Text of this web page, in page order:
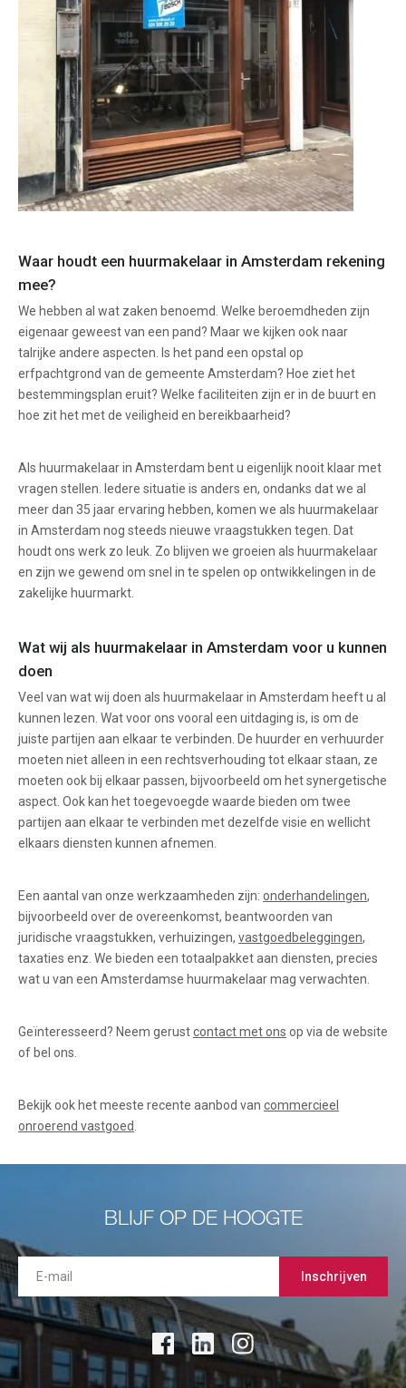
Waar houdt een huurmakelaar in Amsterdam rekening
mee?
We hebben al wat zaken benoemd. Welke beroemdheden zijn
eigenaar geweest van een pand? Maar we kijken ook naar
talrijke andere aspecten. Is het pand een opstal op
erfpachtgrond van de gemeente Amsterdam? Hoe ziet het
bestemmingsplan eruit? Welke faciliteiten zijn er in de buurt en
hoe zit het met de veiligheid en bereikbaarheid?
Als huurmakelaar in Amsterdam bent u eigenlijk nooit klaar met
vragen stellen. Iedere situatie is anders en, ondanks dat we al
meer dan 35 jaar ervaring hebben, komen we als huurmakelaar
in Amsterdam nog steeds nieuwe vraagstukken tegen. Dat
houdt ons werk zo leuk. Zo blijven we groeien als huurmakelaar
en zijn we gewend om snel in te spelen op ontwikkelingen in de
zakelijke huurmarkt.
Wat wij als huurmakelaar in Amsterdam voor u kunnen
doen
Veel van wat wij doen als huurmakelaar in Amsterdam heeft u al
kunnen lezen. Wat voor ons vooral een uitdaging is, is om de
juiste partijen aan elkaar te verbinden. De huurder en verhuurder
moeten niet alleen in een rechtsverhouding tot elkaar staan, ze
moeten ook bij elkaar passen, bijvoorbeeld om het synergetische
aspect. Ook kan het toegevoegde waarde bieden om twee
partijen aan elkaar te verbinden met dezelfde visie en wellicht
elkaars diensten kunnen afnemen.
Een aantal van onze werkzaamheden zijn: onderhandelingen,
bijvoorbeeld over de overeenkomst, beantwoorden van
juridische vraagstukken, verhuizingen, vastgoedbeleggingen,
taxaties enz. We bieden een totaalpakket aan diensten, precies
wat u van een Amsterdamse huurmakelaar mag verwachten.
Geïnteresseerd? Neem gerustcontact met ons op via de website
of bel ons.
Bekijk ook het meeste recente aanbod van commercieel
onroerend vastgoed.
BLIJF OP DE HOOGTE
Inschrijven